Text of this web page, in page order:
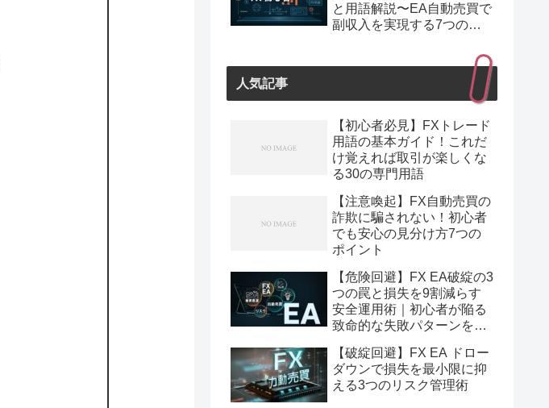
と用語解説〜EA自動売買で
副収入を実現する7つのス
人気記事
【初心者必見】FXトレード
用語の基本ガイド！これだ
け覚えれば取引が楽しくな
る30の専門用語
【注意喚起】FX自動売買の
詐欺に騙されない！初心者
でも安心の見分け方7つの
ポイント
【危険回避】FX EA破綻の3
つの罠と損失を9割減らす
安全運用術｜初心者が陥る
致命的な失敗パターンを完
【破綻回避】FX EA ドロー
ダウンで損失を最小限に抑
える3つのリスク管理術